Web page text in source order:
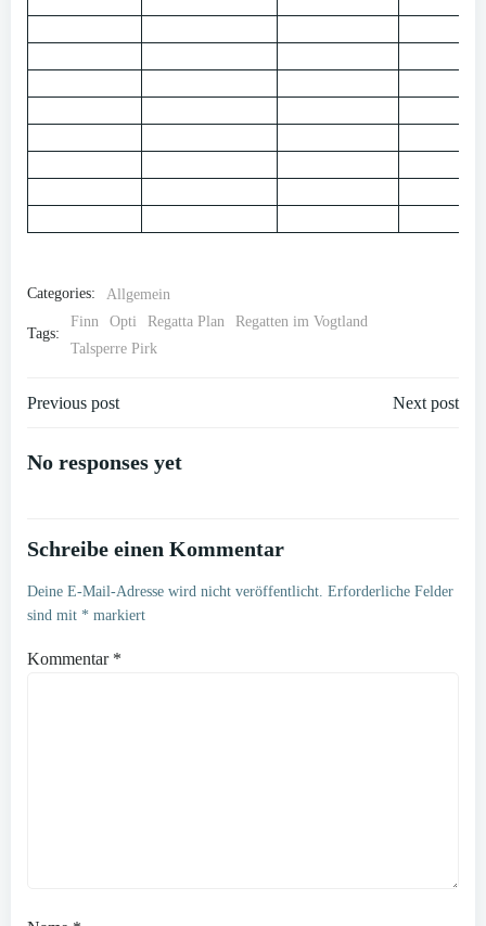
Categories: Allgemein
Tags:
Finn Opti Regatta Plan
Regatten im Vogtland
Talsperre Pirk
Post
navigation
Previous post Next post
No responses yet
Schreibe einen Kommentar
Deine E-Mail-Adresse wird nicht veröffentlicht. Erforderliche Felder
sind mit * markiert
Kommentar *